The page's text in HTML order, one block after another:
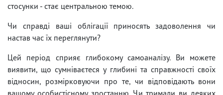
стосунки - стає центральною темою.
Чи справді ваші облігації приносять задоволення чи
настав час їх переглянути?
Цей період сприяє глибокому самоаналізу. Ви можете
виявити, що сумніваєтеся у глибині та справжності своїх
відносин, розмірковуючи про те, чи відповідають вони
вашому особистісному зростанню. Чи тримали ви деяких